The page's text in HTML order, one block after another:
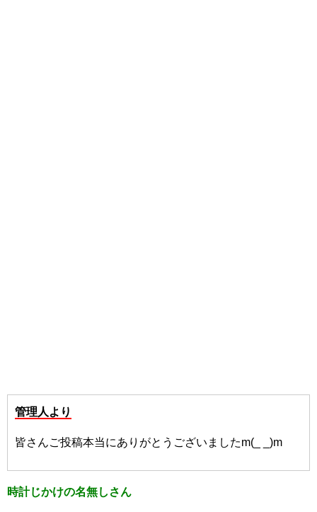
管理人より
皆さんご投稿本当にありがとうございましたm(_ _)m
時計じかけの名無しさん